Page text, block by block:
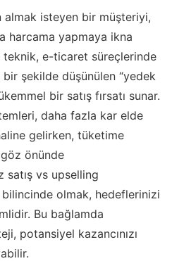
almak isteyen bir müşteriyi,
harcama yapmaya ikna
teknik, e-ticaret süreçlerinde
şekilde düşünülen “yedek
bir satış fırsatı sunar.
daha fazla kar elde
gelirken, tüketime
göz önünde
satış vs upselling
bilincinde olmak, hedeflerinizi
Bu bağlamda
potansiyel kazancınızı